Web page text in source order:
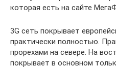
которая есть на сайте
3G сеть покрывает
практически полностью.
прорехами на севере. На
покрывает в основном